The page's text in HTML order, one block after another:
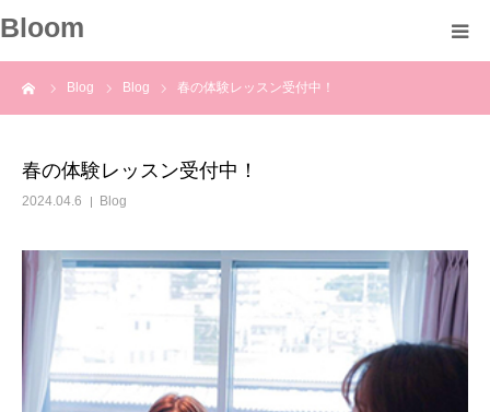
Bloom
Blog Blog 春の体験レッスン受付中！
春の体験レッスン受付中！
2024.04.6 Blog
About
Information